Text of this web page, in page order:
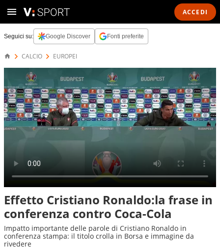
ACCEDI
Seguici su: Google Discover Fonti preferite
CALCIO EUROPEI
Effetto Cristiano Ronaldo:la frase in
conferenza contro Coca-Cola
Impatto importante delle parole di Cristiano Ronaldo in
conferenza stampa: il titolo crolla in Borsa e immagine da
rivedere